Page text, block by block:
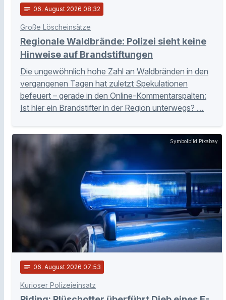
notes 06. August 2026 08:32
Große Löscheinsätze
Regionale Waldbrände: Polizei sieht keine
Hinweise auf Brandstiftungen
Die ungewöhnlich hohe Zahl an Waldbränden in den
vergangenen Tagen hat zuletzt Spekulationen
befeuert – gerade in den Online-Kommentarspalten:
Ist hier ein Brandstifter in der Region unterwegs? …
Symbolbild Pixabay
notes 06. August 2026 07:53
Kurioser Polizeieinsatz